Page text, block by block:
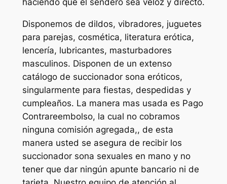
haciendo que el sendero sea veloz y directo.
Disponemos de dildos, vibradores, juguetes
para parejas, cosmética, literatura erótica,
lencería, lubricantes, masturbadores
masculinos. Disponen de un extenso
catálogo de succionador sona eróticos,
singularmente para fiestas, despedidas y
cumpleaños. La manera mas usada es Pago
Contrareembolso, la cual no cobramos
ninguna comisión agregada,, de esta
manera usted se asegura de recibir los
succionador sona sexuales en mano y no
tener que dar ningún apunte bancario ni de